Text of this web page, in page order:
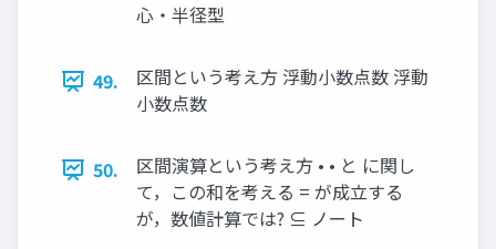
心・半径型
49.
区間という考え方 浮動小数点数 浮動
小数点数
50.
区間演算という考え方 • • と に関し
て，この和を考える = が成立する
が，数値計算では? ⊆ ノート